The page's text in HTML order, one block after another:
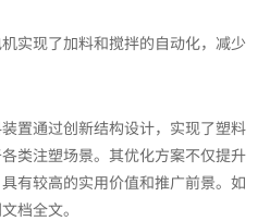
实现了加料和搅拌的自动化，减少
置通过创新结构设计，实现了塑料
类注塑场景。其优化方案不仅提升
有较高的实用价值和推广前景。如
档全文。